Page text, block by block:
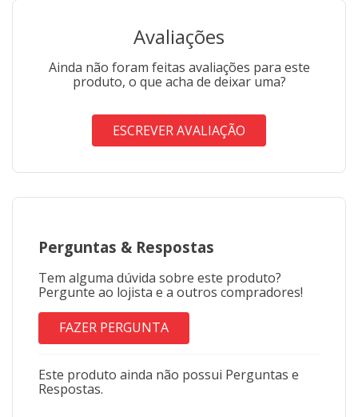
Avaliações
Ainda não foram feitas avaliações para este
produto, o que acha de deixar uma?
ESCREVER AVALIAÇÃO
Perguntas & Respostas
Tem alguma dúvida sobre este produto?
Pergunte ao lojista e a outros compradores!
FAZER PERGUNTA
Este produto ainda não possui Perguntas e
Respostas.